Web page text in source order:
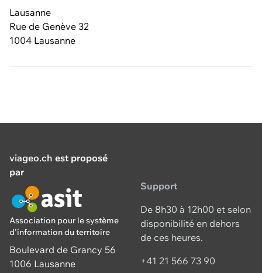
Lausanne
Rue de Genève 32
1004 Lausanne
viageo.ch est proposé
par
Association pour le système
d'information du territoire
Boulevard de Grancy 56
1006 Lausanne
Support
De 8h30 à 12h00 et selon
disponibilité en dehors
de ces heures.
+41 21 566 73 90